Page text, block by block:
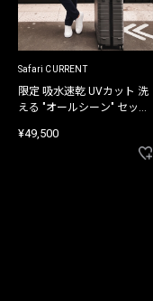
Safari CURRENT
限定 吸水速乾 UVカット 洗
える "オールシーン" セット
¥49,500